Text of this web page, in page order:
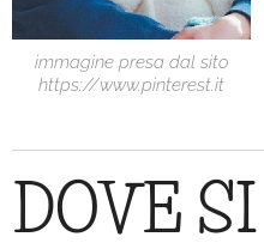
immagine presa dal sito
https://www.pinterest.it
DOVE